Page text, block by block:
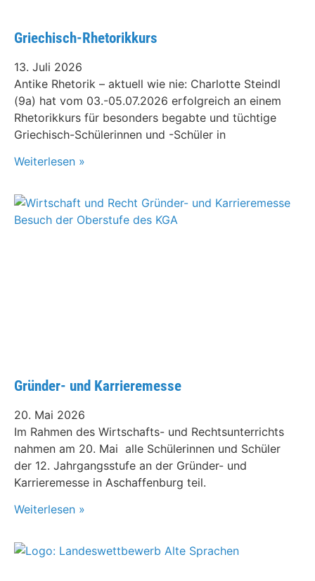
Griechisch-Rhetorikkurs
13. Juli 2026
Antike Rhetorik – aktuell wie nie: Charlotte Steindl
(9a) hat vom 03.-05.07.2026 erfolgreich an einem
Rhetorikkurs für besonders begabte und tüchtige
Griechisch-Schülerinnen und -Schüler in
Weiterlesen »
Gründer- und Karrieremesse
20. Mai 2026
Im Rahmen des Wirtschafts- und Rechtsunterrichts
nahmen am 20. Mai alle Schülerinnen und Schüler
der 12. Jahrgangsstufe an der Gründer- und
Karrieremesse in Aschaffenburg teil.
Weiterlesen »